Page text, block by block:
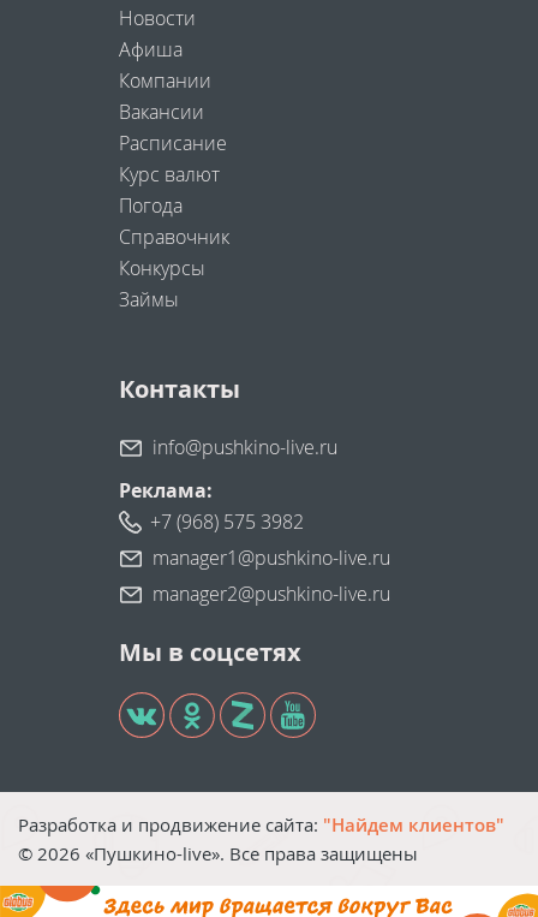
Новости
Афиша
Компании
Вакансии
Расписание
Курс валют
Погода
Справочник
Конкурсы
Займы
Контакты
info@pushkino-live.ru
Реклама:
+7 (968) 575 3982
manager1@pushkino-live.ru
manager2@pushkino-live.ru
Мы в соцсетях
Разработка и продвижение сайта: "Найдем клиентов"
© 2026 «Пушкино-live». Все права защищены